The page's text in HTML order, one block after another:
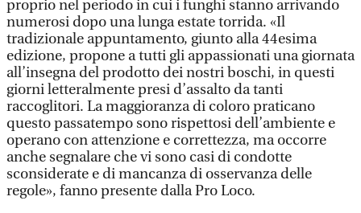
proprio nel periodo in cui i funghi stanno arrivando
numerosi dopo una lunga estate torrida. «Il
tradizionale appuntamento, giunto alla 44esima
edizione, propone a tutti gli appassionati una giornata
all’insegna del prodotto dei nostri boschi, in questi
giorni letteralmente presi d’assalto da tanti
raccoglitori. La maggioranza di coloro praticano
questo passatempo sono rispettosi dell’ambiente e
operano con attenzione e correttezza, ma occorre
anche segnalare che vi sono casi di condotte
sconsiderate e di mancanza di osservanza delle
regole», fanno presente dalla Pro Loco.